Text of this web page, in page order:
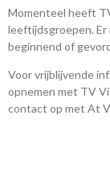
Momenteel heeft
leeftijdsgroepen. Er
beginnend of
Voor vrijblijvende
opnemen met TV
contact op met At